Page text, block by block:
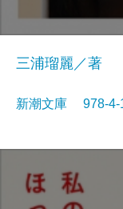
三浦瑠麗／著
新潮文庫 978-